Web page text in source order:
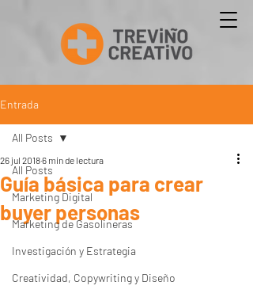
Entrada
All Posts
Marketing Digital
Marketing de Gasolineras
Investigación y Estrategia
Creatividad, Copywriting y Diseño
All Posts
Guía básica para crear
buyer personas
26 jul 20186 min de lectura